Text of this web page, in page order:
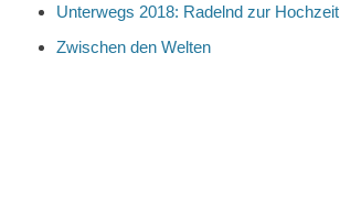
Unterwegs 2018: Radelnd zur Hochzeit
Zwischen den Welten